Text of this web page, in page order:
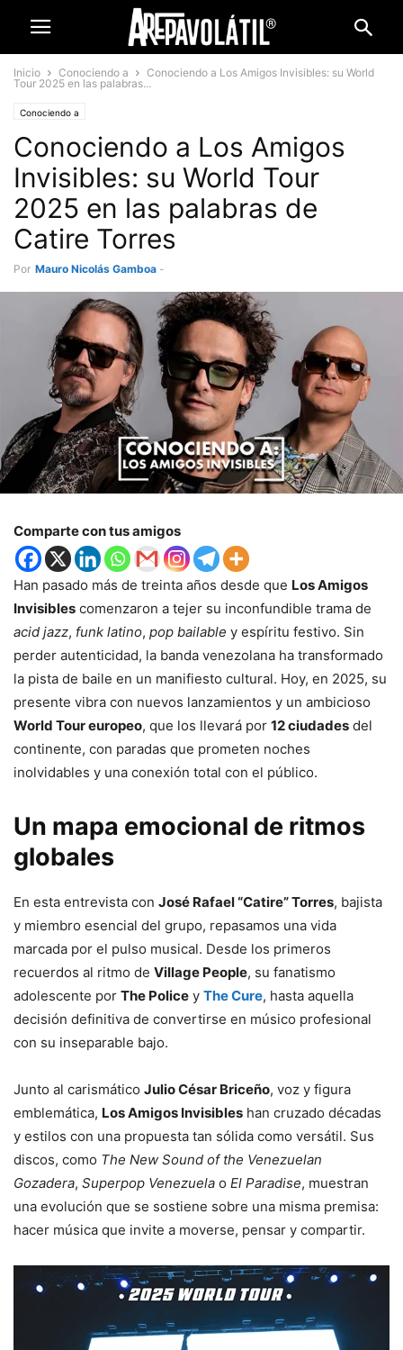
Inicio Conociendo a
Conociendo a Los Amigos Invisibles: su World
Tour 2025 en las palabras...
Conociendo a
Conociendo a Los Amigos
Invisibles: su World Tour
2025 en las palabras de
Catire Torres
Por Mauro Nicolás Gamboa -
Comparte con tus amigos
Han pasado más de treinta años desde que Los Amigos
Invisibles comenzaron a tejer su inconfundible trama de
acid jazz, funk latino, pop bailable y espíritu festivo. Sin
perder autenticidad, la banda venezolana ha transformado
la pista de baile en un manifiesto cultural. Hoy, en 2025, su
presente vibra con nuevos lanzamientos y un ambicioso
World Tour europeo, que los llevará por 12 ciudades del
continente, con paradas que prometen noches
inolvidables y una conexión total con el público.
Un mapa emocional de ritmos
globales
En esta entrevista con José Rafael “Catire” Torres, bajista
y miembro esencial del grupo, repasamos una vida
marcada por el pulso musical. Desde los primeros
recuerdos al ritmo de Village People, su fanatismo
adolescente por The Police y The Cure, hasta aquella
decisión definitiva de convertirse en músico profesional
con su inseparable bajo.
Junto al carismático Julio César Briceño, voz y figura
emblemática, Los Amigos Invisibles han cruzado décadas
y estilos con una propuesta tan sólida como versátil. Sus
discos, como The New Sound of the Venezuelan
Gozadera, Superpop Venezuela o El Paradise, muestran
una evolución que se sostiene sobre una misma premisa:
hacer música que invite a moverse, pensar y compartir.